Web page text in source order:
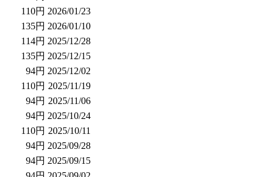
110円 2026/01/23
135円 2026/01/10
114円 2025/12/28
135円 2025/12/15
94円 2025/12/02
110円 2025/11/19
94円 2025/11/06
94円 2025/10/24
110円 2025/10/11
94円 2025/09/28
94円 2025/09/15